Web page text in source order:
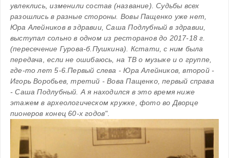
увлеклись, изменили состав (название). Судьбы всех
разошлись в разные стороны. Вовы Пащенко уже нет,
Юра Алейников в здравии, Саша Подлубный в здравии,
выступал сольно в одном из ресторанов до 2017-18 г.
(пересечение Гурова-б.Пушкина). Кстати, с ним была
передача, если не ошибаюсь, на ТВ о музыке и о группе,
где-то лет 5-6.Первый слева - Юра Алейников, второй -
Игорь Воробьев, третий - Вова Пащенко, первый справа
- Саша Подлубный. А я находился в это время ниже
этажем в археологическом кружке, фото во Дворце
пионеров конец 60-х годов".